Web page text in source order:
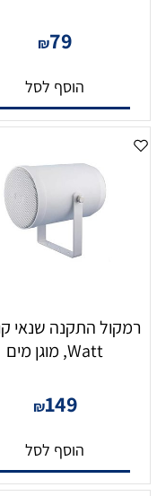
₪79
הוסף לסל
Watt, מוגן מים
₪149
הוסף לסל